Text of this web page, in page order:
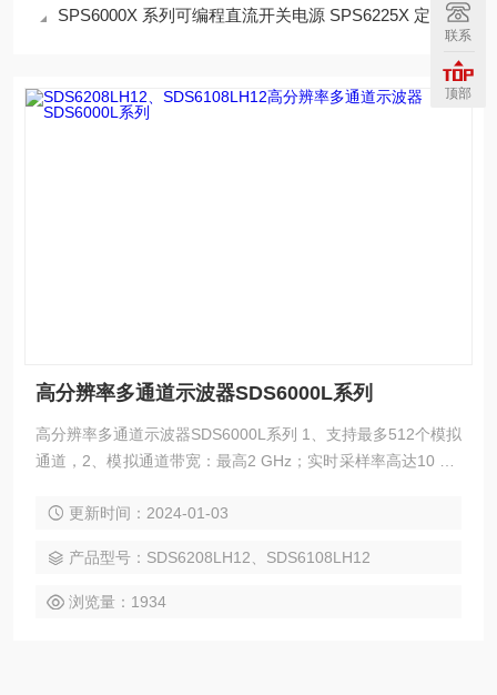
SPS6000X 系列可编程直流开关电源 SPS6225X 定功率输出，电压、电流输出
高分辨率多通道示波器SDS6000L系列
高分辨率多通道示波器SDS6000L系列 1、支持最多512个模拟
通道，2、模拟通道带宽：最高2 GHz；实时采样率高达10 GS
下低至153 μVrms，4、采用SPO 技术，波形捕获率最高达75
s/通道
更新时间：2024-01-03
产品型号：SDS6208LH12、SDS6108LH12
浏览量：1934
联系
顶部